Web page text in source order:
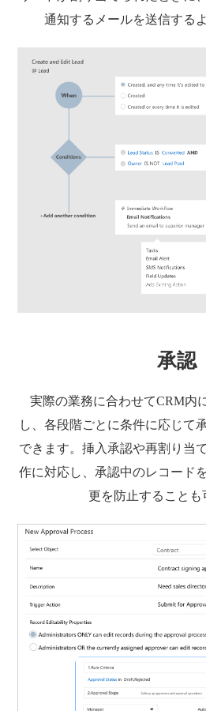
通知するメールを送信する
承認
実際の業務に合わせてCRM内
し、各段階ごとに条件に応じて
できます。挿入承認や再割り当
作に対応し、承認中のレコード
更を防止することも